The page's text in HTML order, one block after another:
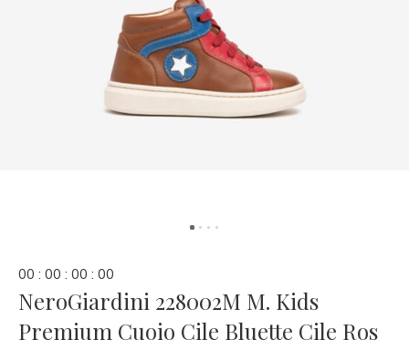
00 : 00 : 00 : 00
NeroGiardini 228002M M. Kids
Premium Cuoio Cile Bluette Cile Ros